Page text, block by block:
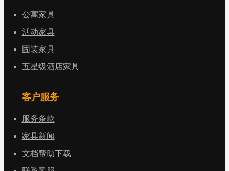
公寓家具
活动家具
固装家具
五星级酒店家具
客户服务
服务条款
家具新闻
文档帮助下载